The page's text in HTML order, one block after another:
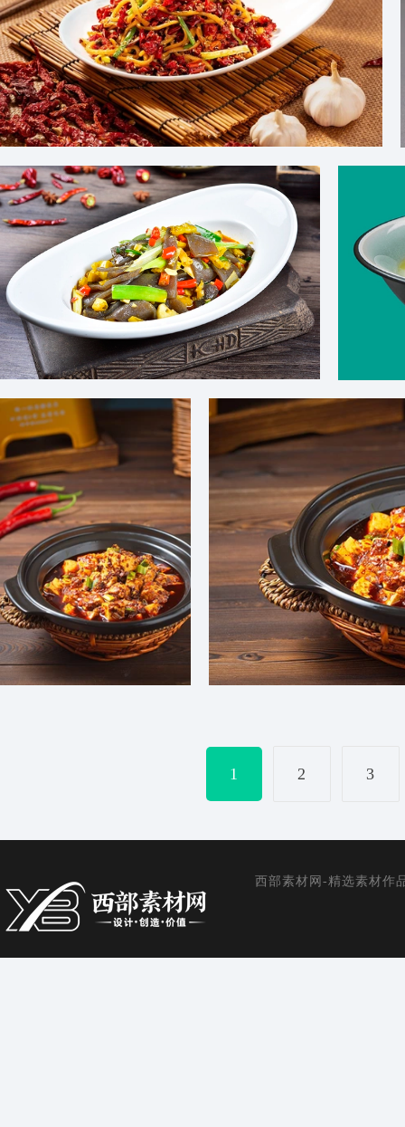
爆炒羊肚
泡菜炒魔芋图片
1 2 3
西部素材网-精选素材作